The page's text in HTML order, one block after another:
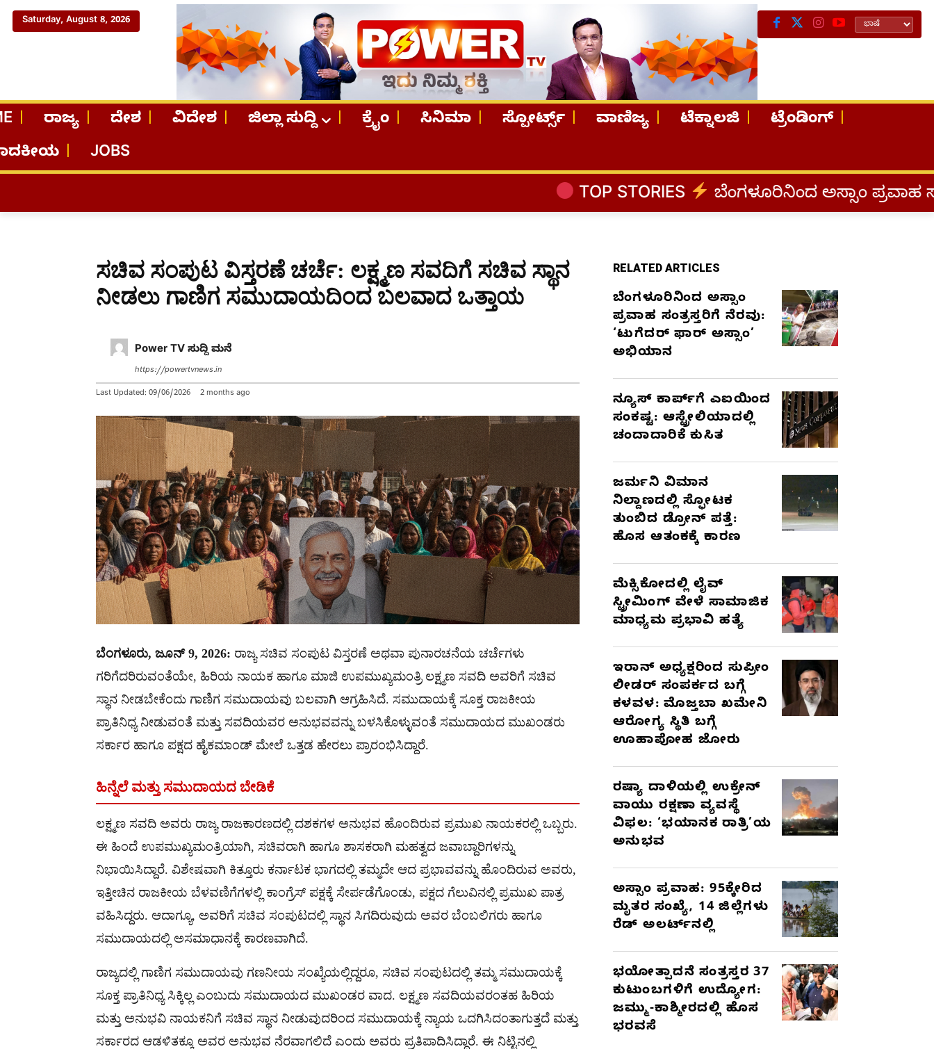
Saturday, August 8, 2026
ರಾಜ್ಯ ದೇಶ ವಿದೇಶ ಜಿಲ್ಲಾ ಸುದ್ದಿ ಕ್ರೈಂ ಸಿನಿಮಾ ಸ್ಪೋರ್ಟ್ಸ್ ವಾಣಿಜ್ಯ ಟೆಕ್ನಾಲಜಿ
ಟ್ರೆಂಡಿಂಗ್
JOBS
TOP STORIES ಬೆಂಗಳೂರಿನಿಂದ ಅಸ್ಸಾಂ ಪ್ರವಾಹ ಸಂತ್ರಸ್ತರಿಗೆ
ಸಚಿವ ಸಂಪುಟ ವಿಸ್ತರಣೆ ಚರ್ಚೆ: ಲಕ್ಷ್ಮಣ ಸವದಿಗೆ ಸಚಿವ ಸ್ಥಾನ
ನೀಡಲು ಗಾಣಿಗ ಸಮುದಾಯದಿಂದ ಬಲವಾದ ಒತ್ತಾಯ
Power TV ಸುದ್ದಿ ಮನೆ
https://powertvnews.in
Last Updated: 09/06/2026 2 months ago
ಬೆಂಗಳೂರು, ಜೂನ್ 9, 2026: ರಾಜ್ಯ ಸಚಿವ ಸಂಪುಟ ವಿಸ್ತರಣೆ ಅಥವಾ ಪುನಾರಚನೆಯ ಚರ್ಚೆಗಳು
ಗರಿಗೆದರಿರುವಂತೆಯೇ, ಹಿರಿಯ ನಾಯಕ ಹಾಗೂ ಮಾಜಿ ಉಪಮುಖ್ಯಮಂತ್ರಿ ಲಕ್ಷ್ಮಣ ಸವದಿ ಅವರಿಗೆ ಸಚಿವ
ಸ್ಥಾನ ನೀಡಬೇಕೆಂದು ಗಾಣಿಗ ಸಮುದಾಯವು ಬಲವಾಗಿ ಆಗ್ರಹಿಸಿದೆ. ಸಮುದಾಯಕ್ಕೆ ಸೂಕ್ತ ರಾಜಕೀಯ
ಪ್ರಾತಿನಿಧ್ಯ ನೀಡುವಂತೆ ಮತ್ತು ಸವದಿಯವರ ಅನುಭವವನ್ನು ಬಳಸಿಕೊಳ್ಳುವಂತೆ ಸಮುದಾಯದ ಮುಖಂಡರು
ಸರ್ಕಾರ ಹಾಗೂ ಪಕ್ಷದ ಹೈಕಮಾಂಡ್ ಮೇಲೆ ಒತ್ತಡ ಹೇರಲು ಪ್ರಾರಂಭಿಸಿದ್ದಾರೆ.
ಹಿನ್ನೆಲೆ ಮತ್ತು ಸಮುದಾಯದ ಬೇಡಿಕೆ
ಲಕ್ಷ್ಮಣ ಸವದಿ ಅವರು ರಾಜ್ಯ ರಾಜಕಾರಣದಲ್ಲಿ ದಶಕಗಳ ಅನುಭವ ಹೊಂದಿರುವ ಪ್ರಮುಖ ನಾಯಕರಲ್ಲಿ ಒಬ್ಬರು.
ಈ ಹಿಂದೆ ಉಪಮುಖ್ಯಮಂತ್ರಿಯಾಗಿ, ಸಚಿವರಾಗಿ ಹಾಗೂ ಶಾಸಕರಾಗಿ ಮಹತ್ವದ ಜವಾಬ್ದಾರಿಗಳನ್ನು
ನಿಭಾಯಿಸಿದ್ದಾರೆ. ವಿಶೇಷವಾಗಿ ಕಿತ್ತೂರು ಕರ್ನಾಟಕ ಭಾಗದಲ್ಲಿ ತಮ್ಮದೇ ಆದ ಪ್ರಭಾವವನ್ನು ಹೊಂದಿರುವ ಅವರು,
ಇತ್ತೀಚಿನ ರಾಜಕೀಯ ಬೆಳವಣಿಗೆಗಳಲ್ಲಿ ಕಾಂಗ್ರೆಸ್ ಪಕ್ಷಕ್ಕೆ ಸೇರ್ಪಡೆಗೊಂಡು, ಪಕ್ಷದ ಗೆಲುವಿನಲ್ಲಿ ಪ್ರಮುಖ ಪಾತ್ರ
ವಹಿಸಿದ್ದರು. ಆದಾಗ್ಯೂ, ಅವರಿಗೆ ಸಚಿವ ಸಂಪುಟದಲ್ಲಿ ಸ್ಥಾನ ಸಿಗದಿರುವುದು ಅವರ ಬೆಂಬಲಿಗರು ಹಾಗೂ
ಸಮುದಾಯದಲ್ಲಿ ಅಸಮಾಧಾನಕ್ಕೆ ಕಾರಣವಾಗಿದೆ.
ರಾಜ್ಯದಲ್ಲಿ ಗಾಣಿಗ ಸಮುದಾಯವು ಗಣನೀಯ ಸಂಖ್ಯೆಯಲ್ಲಿದ್ದರೂ, ಸಚಿವ ಸಂಪುಟದಲ್ಲಿ ತಮ್ಮ ಸಮುದಾಯಕ್ಕೆ
ಸೂಕ್ತ ಪ್ರಾತಿನಿಧ್ಯ ಸಿಕ್ಕಿಲ್ಲ ಎಂಬುದು ಸಮುದಾಯದ ಮುಖಂಡರ ವಾದ. ಲಕ್ಷ್ಮಣ ಸವದಿಯವರಂತಹ ಹಿರಿಯ
ಮತ್ತು ಅನುಭವಿ ನಾಯಕನಿಗೆ ಸಚಿವ ಸ್ಥಾನ ನೀಡುವುದರಿಂದ ಸಮುದಾಯಕ್ಕೆ ನ್ಯಾಯ ಒದಗಿಸಿದಂತಾಗುತ್ತದೆ ಮತ್ತು
ಸರ್ಕಾರದ ಆಡಳಿತಕ್ಕೂ ಅವರ ಅನುಭವ ನೆರವಾಗಲಿದೆ ಎಂದು ಅವರು ಪ್ರತಿಪಾದಿಸಿದ್ದಾರೆ. ಈ ನಿಟ್ಟಿನಲ್ಲಿ
RELATED ARTICLES
ಬೆಂಗಳೂರಿನಿಂದ ಅಸ್ಸಾಂ
ಪ್ರವಾಹ ಸಂತ್ರಸ್ತರಿಗೆ ನೆರವು:
‘ಟುಗೆದರ್ ಫಾರ್ ಅಸ್ಸಾಂ’
ಅಭಿಯಾನ
ನ್ಯೂಸ್ ಕಾರ್ಪ್‌ಗೆ ಎಐಯಿಂದ
ಸಂಕಷ್ಟ: ಆಸ್ಟ್ರೇಲಿಯಾದಲ್ಲಿ
ಚಂದಾದಾರಿಕೆ ಕುಸಿತ
ಜರ್ಮನಿ ವಿಮಾನ
ನಿಲ್ದಾಣದಲ್ಲಿ ಸ್ಫೋಟಕ
ತುಂಬಿದ ಡ್ರೋನ್ ಪತ್ತೆ:
ಹೊಸ ಆತಂಕಕ್ಕೆ ಕಾರಣ
ಮೆಕ್ಸಿಕೋದಲ್ಲಿ ಲೈವ್
ಸ್ಟ್ರೀಮಿಂಗ್ ವೇಳೆ ಸಾಮಾಜಿಕ
ಮಾಧ್ಯಮ ಪ್ರಭಾವಿ ಹತ್ಯೆ
ಇರಾನ್ ಅಧ್ಯಕ್ಷರಿಂದ ಸುಪ್ರೀಂ
ಲೀಡರ್ ಸಂಪರ್ಕದ ಬಗ್ಗೆ
ಕಳವಳ: ಮೊಜ್ತಬಾ ಖಮೇನಿ
ಆರೋಗ್ಯ ಸ್ಥಿತಿ ಬಗ್ಗೆ
ಊಹಾಪೋಹ ಜೋರು
ರಷ್ಯಾ ದಾಳಿಯಲ್ಲಿ ಉಕ್ರೇನ್
ವಾಯು ರಕ್ಷಣಾ ವ್ಯವಸ್ಥೆ
ವಿಫಲ: ‘ಭಯಾನಕ ರಾತ್ರಿ’ಯ
ಅನುಭವ
ಅಸ್ಸಾಂ ಪ್ರವಾಹ: 95ಕ್ಕೇರಿದ
ಮೃತರ ಸಂಖ್ಯೆ, 14 ಜಿಲ್ಲೆಗಳು
ರೆಡ್ ಅಲರ್ಟ್‌ನಲ್ಲಿ
ಭಯೋತ್ಪಾದನೆ ಸಂತ್ರಸ್ತರ 37
ಕುಟುಂಬಗಳಿಗೆ ಉದ್ಯೋಗ:
ಜಮ್ಮು-ಕಾಶ್ಮೀರದಲ್ಲಿ ಹೊಸ
ಭರವಸೆ